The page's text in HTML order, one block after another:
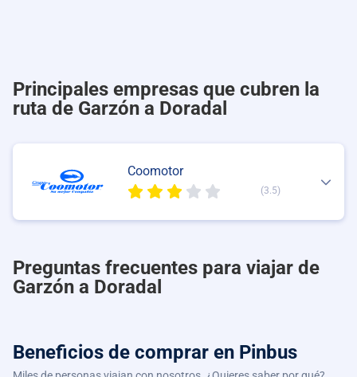
Principales empresas que cubren la
ruta de Garzón a Doradal
Coomotor
(3.5)
Preguntas frecuentes para viajar de
Garzón a Doradal
Beneficios de comprar en Pinbus